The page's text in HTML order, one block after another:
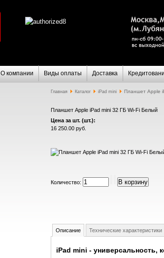
О компании Виды оплаты Доставка
Главная Каталог iPad mini Планшет Apple
Планшет Apple iPad mini 32 ГБ Wi-Fi Белый
Цена за шт. (шт.):
16 250.00 руб.
Количество:
Описание Технические характеристики
iPad mini - универсальность,